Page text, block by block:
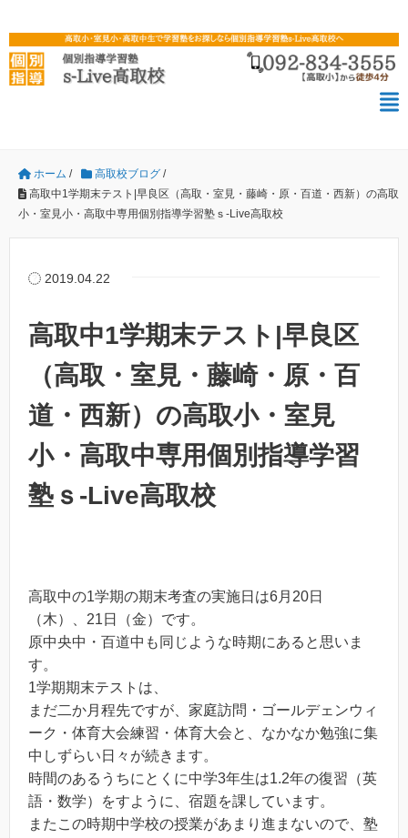
ホーム / 高取校ブログ/
高取中1学期末テスト|早良区（高取・室見・藤崎・原・百道・西新）の高取
小・室見小・高取中専用個別指導学習塾ｓ-Live高取校
2019.04.22
高取中1学期末テスト|早良区
（高取・室見・藤崎・原・百
道・西新）の高取小・室見
小・高取中専用個別指導学習
塾ｓ-Live高取校
高取中の1学期の期末考査の実施日は6月20日
（木）、21日（金）です。
原中央中・百道中も同じような時期にあると思いま
す。
1学期期末テストは、
まだ二か月程先ですが、家庭訪問・ゴールデェンウィ
ーク・体育大会練習・体育大会と、なかなか勉強に集
中しずらい日々が続きます。
時間のあるうちにとくに中学3年生は1.2年の復習（英
語・数学）をすように、宿題を課しています。
またこの時期中学校の授業があまり進まないので、塾